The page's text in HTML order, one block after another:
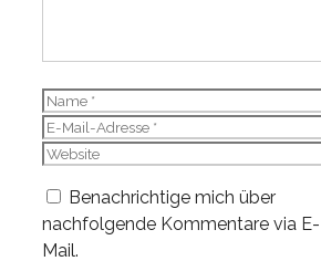
Name
E-
Mail-
Website
Benachrichtige mich über
nachfolgende Kommentare via E-
Mail.